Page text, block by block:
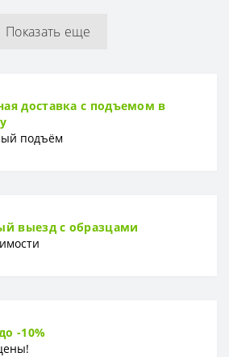
Горячее тиснение
Показать еще
доставка с подъемом в
подъём
выезд с образцами
-10%